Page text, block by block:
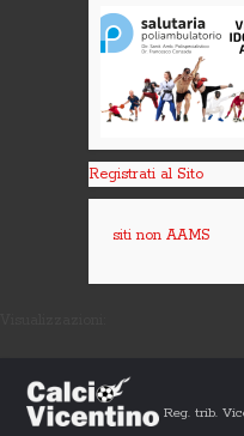
Registrati al Sito
siti non AAMS
Reg. trib.